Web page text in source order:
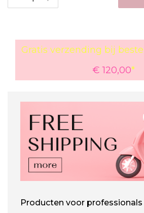
Gratis verzending bij
€ 120,00*
Producten voor professionals